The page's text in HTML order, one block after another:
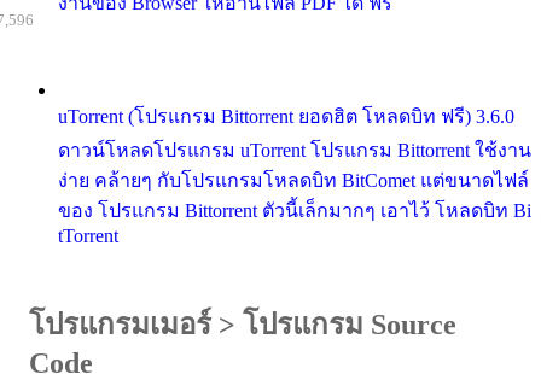
uTorrent (โปรแกรม Bittorrent ยอดฮิต โหลดบิท ฟรี) 3.6.0
ดาวน์โหลดโปรแกรม uTorrent โปรแกรม Bittorrent ใช้งาน
ง่าย คล้ายๆ กับโปรแกรมโหลดบิท BitComet แต่ขนาดไฟล์
ของ โปรแกรม Bittorrent ตัวนี้เล็กมากๆ เอาไว้ โหลดบิท Bi
tTorrent
โปรแกรมเมอร์> โปรแกรม Source
Code